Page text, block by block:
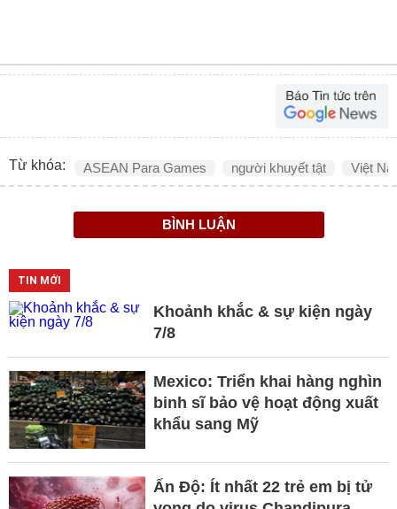
Từ khóa: ASEAN Para Games người khuyết tật Việt
BÌNH LUẬN
TIN MỚI
Khoảnh khắc & sự kiện ngày
7/8
Mexico: Triển khai hàng nghìn
binh sĩ bảo vệ hoạt động xuất
khẩu sang Mỹ
Ấn Độ: Ít nhất 22 trẻ em bị tử